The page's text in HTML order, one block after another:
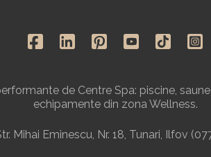
de Centre Spa: piscine,
echipamente din zona Wellness.
Mihai Eminescu, Nr. 18, Tunari, Ilfov